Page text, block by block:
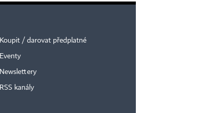
Koupit / darovat předplatné
Eventy
Newslettery
RSS kanály